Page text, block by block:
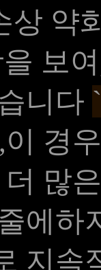
상 ​​약
보
니다
경
많
에하
지속